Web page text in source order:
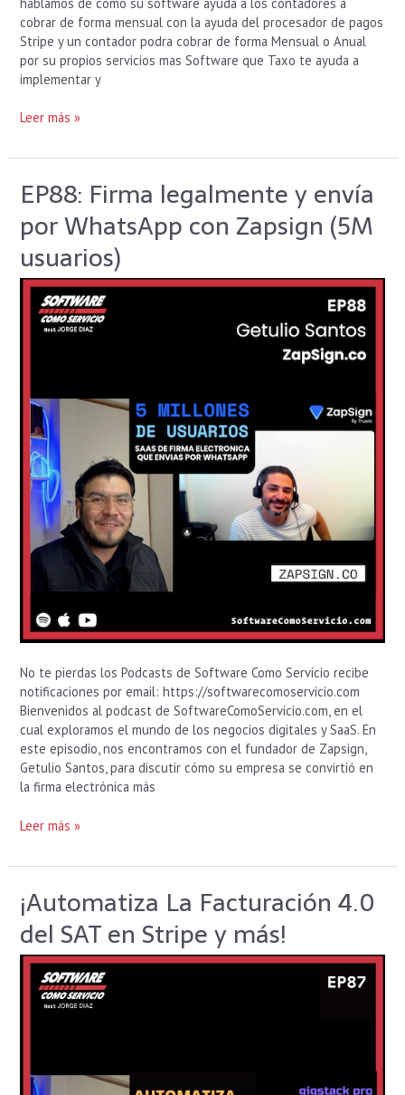
cobrar de forma mensual con la ayuda del procesador de pagos
Stripe y un contador podra cobrar de forma Mensual o Anual
por su propios servicios mas Software que Taxo te ayuda a
implementar y
Leer más »
EP88: Firma legalmente y envía
por WhatsApp con Zapsign (5M
usuarios)
No te pierdas los Podcasts de Software Como Servicio recibe
notificaciones por email: https://softwarecomoservicio.com
Bienvenidos al podcast de SoftwareComoServicio.com, en el
cual exploramos el mundo de los negocios digitales y SaaS. En
este episodio, nos encontramos con el fundador de Zapsign,
Getulio Santos, para discutir cómo su empresa se convirtió en
la firma electrónica más
EP88:
Firma
legalmente
y
envía
por
WhatsApp
con
Leer más »
¡Automatiza La Facturación 4.0
del SAT en Stripe y más!
¡Automatiza
La
Facturación
4.0
SAT